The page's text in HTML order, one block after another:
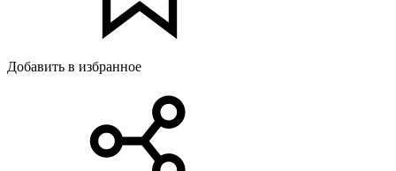
Добавить в избранное